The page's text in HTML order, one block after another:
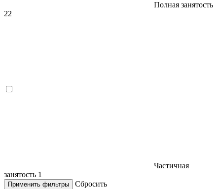
Полная занятость
22
Частичная
занятость 1
Применить фильтры
Сбросить